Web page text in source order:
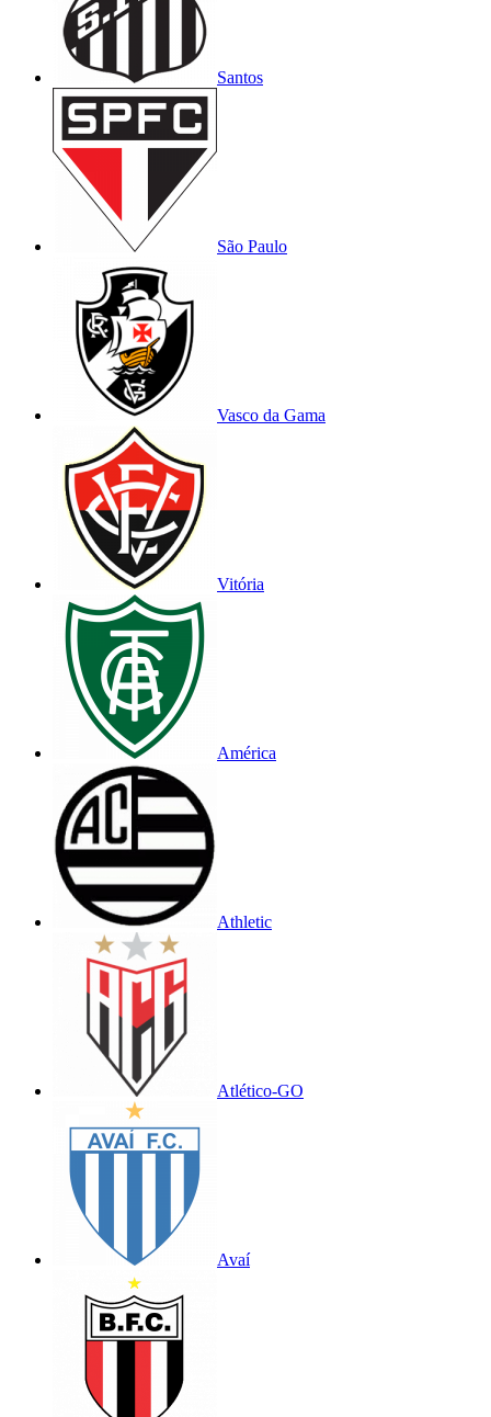
Santos
São Paulo
Vasco da Gama
Vitória
América
Athletic
Atlético-GO
Avaí